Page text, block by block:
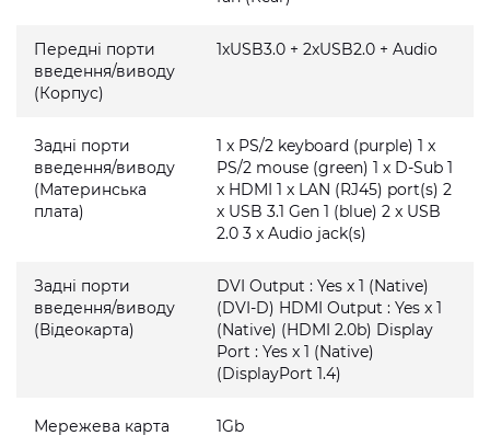
Передні порти
введення/виводу
(Корпус)
1xUSB3.0 + 2xUSB2.0 + Audio
Задні порти
введення/виводу
(Материнська
плата)
1 x PS/2 keyboard (purple) 1 x
PS/2 mouse (green) 1 x D-Sub 1
x HDMI 1 x LAN (RJ45) port(s) 2
x USB 3.1 Gen 1 (blue) 2 x USB
2.0 3 x Audio jack(s)
Задні порти
введення/виводу
(Відеокарта)
DVI Output : Yes x 1 (Native)
(DVI-D) HDMI Output : Yes x 1
(Native) (HDMI 2.0b) Display
Port : Yes x 1 (Native)
(DisplayPort 1.4)
Мережева карта 1Gb